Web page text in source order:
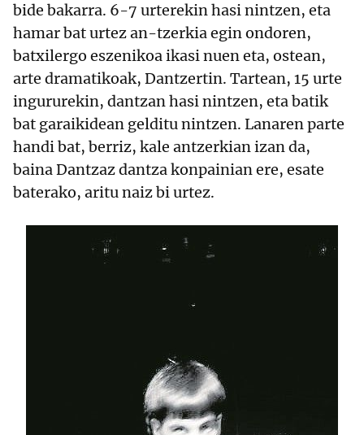
bide bakarra. 6-7 urterekin hasi nintzen, eta
hamar bat urtez an-tzerkia egin ondoren,
batxilergo eszenikoa ikasi nuen eta, ostean,
arte dramatikoak, Dantzertin. Tartean, 15 urte
ingururekin, dantzan hasi nintzen, eta batik
bat garaikidean gelditu nintzen. Lanaren parte
handi bat, berriz, kale antzerkian izan da,
baina Dantzaz dantza konpainian ere, esate
baterako, aritu naiz bi urtez.